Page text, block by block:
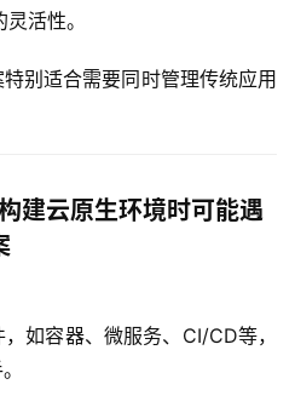
活性。
别适合需要同时管理传统应用
建云原生环境时可能遇
如容器、微服务、CI/CD等，